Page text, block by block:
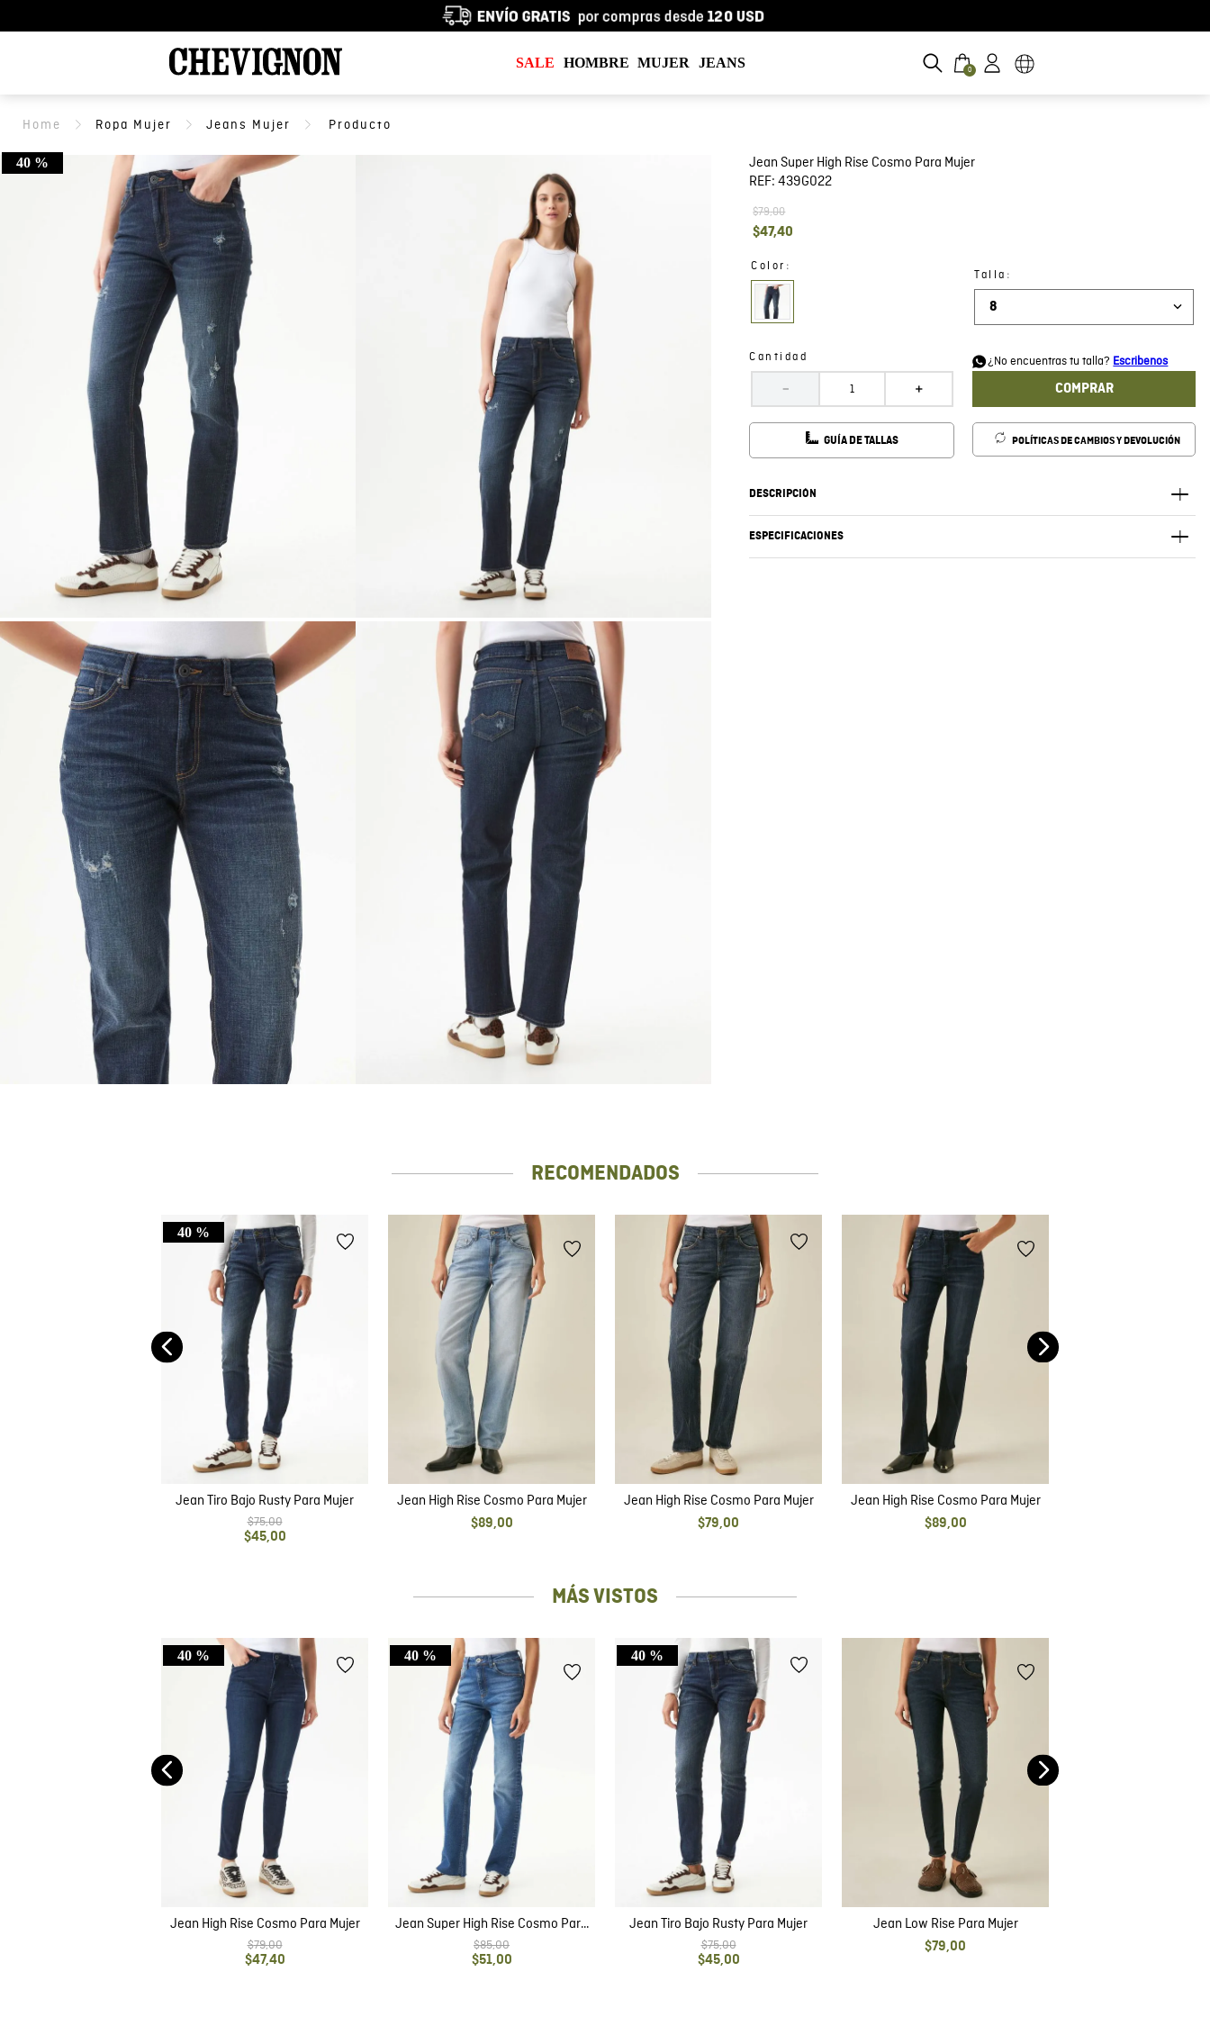
SALE HOMBRE MUJER JEANS 0
Ropa Mujer Jeans Mujer
40 %
Jean Super High Rise Cosmo Para Mujer
REF:439G022
$79,00
$47,40
Color :
Talla :
8
¿No encuentras tu talla? Escribenos
Cantidad
＋
－ COMPRAR
GUÍA DE TALLAS POLÍTICAS DE CAMBIOS Y DEVOLUCIÓN
DESCRIPCIÓN
ESPECIFICACIONES
RECOMENDADOS
40 %
Jean Tiro Bajo Rusty Para Mujer
$75,00
$45,00
Jean High Rise Cosmo Para Mujer
$89,00
Jean High Rise Cosmo Para Mujer
$79,00
Jean High Rise Cosmo Para Mujer
$89,00
MÁS VISTOS
40 %
Jean High Rise Cosmo Para Mujer
$79,00
$47,40
40 %
Jean Super High Rise Cosmo Para
Mujer
$85,00
$51,00
40 %
Jean Tiro Bajo Rusty Para Mujer
$75,00
$45,00
Jean Low Rise Para Mujer
$79,00